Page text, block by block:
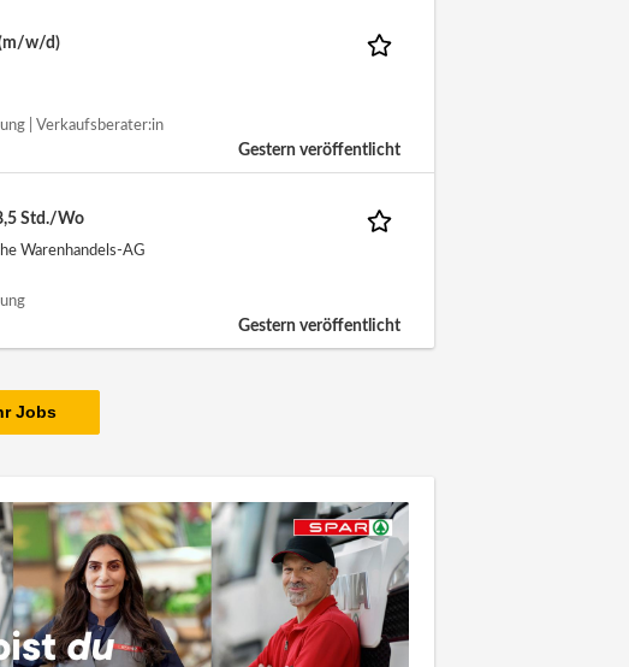
(m/w/d)
| Verkaufsberater:in
Gestern veröffentlicht
Std./Wo
Warenhandels-AG
Gestern veröffentlicht
Jobs